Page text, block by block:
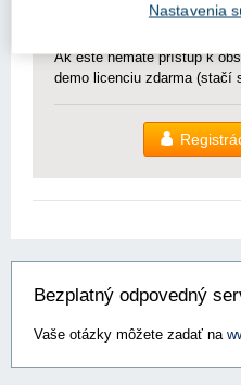
portálu. Pokiaľ ste už
Ak ešte nemáte prístup k
demo licenciu zdarma (stačí
Bezplatný odpovedný
Vaše otázky môžete zadať na
Nastavenia